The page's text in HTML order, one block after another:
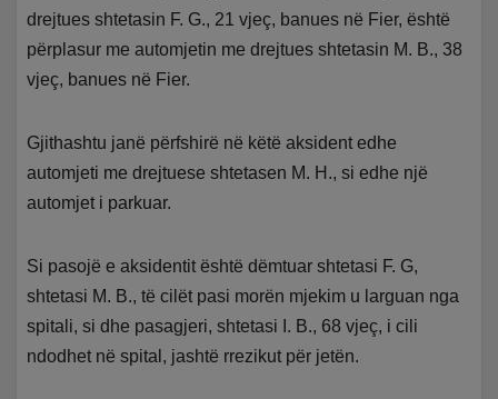
drejtues shtetasin F. G., 21 vjeç, banues në Fier, është
përplasur me automjetin me drejtues shtetasin M. B., 38
vjeç, banues në Fier.
Gjithashtu janë përfshirë në këtë aksident edhe
automjeti me drejtuese shtetasen M. H., si edhe një
automjet i parkuar.
Si pasojë e aksidentit është dëmtuar shtetasi F. G,
shtetasi M. B., të cilët pasi morën mjekim u larguan nga
spitali, si dhe pasagjeri, shtetasi I. B., 68 vjeç, i cili
ndodhet në spital, jashtë rrezikut për jetën.